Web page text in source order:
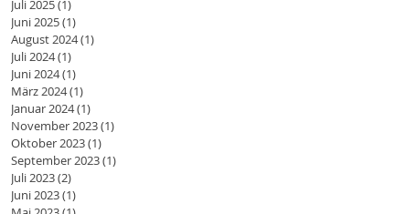
Juli 2025(1)
Juni 2025(1)
August 2024(1)
Juli 2024(1)
Juni 2024(1)
März 2024(1)
Januar 2024(1)
November 2023(1)
Oktober 2023(1)
September 2023(1)
Juli 2023(2)
Juni 2023(1)